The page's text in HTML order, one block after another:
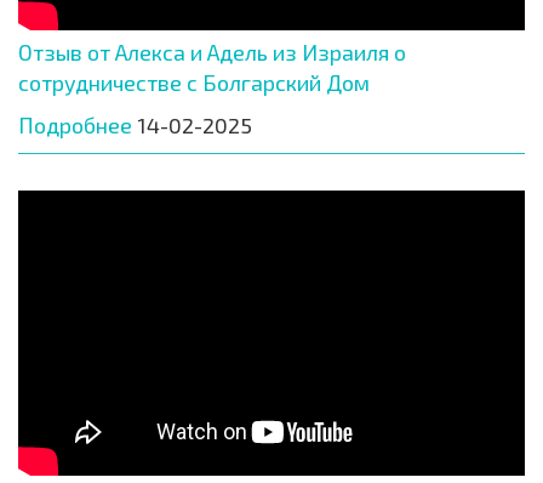
Отзыв от Алекса и Адель из Израиля о
сотрудничестве с Болгарский Дом
Подробнее 14-02-2025